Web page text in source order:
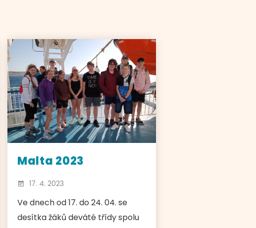
Malta 2023
17. 4. 2023
Ve dnech od 17. do 24. 04. se
desítka žáků deváté třídy spolu